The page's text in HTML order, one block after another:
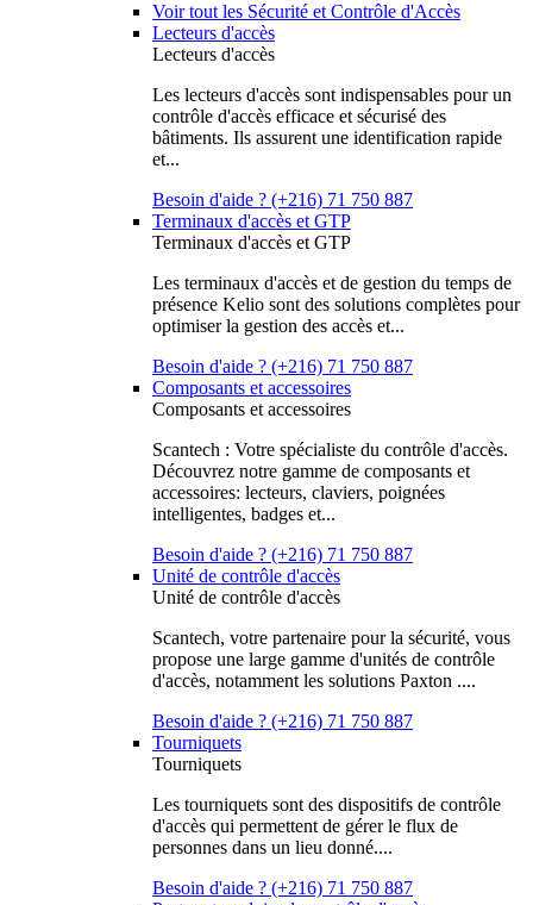
Voir tout les Sécurité et Contrôle d'Accès
Lecteurs d'accès
Lecteurs d'accès
Les lecteurs d'accès sont indispensables pour un
contrôle d'accès efficace et sécurisé des
bâtiments. Ils assurent une identification rapide
et...
Besoin d'aide ? (+216) 71 750 887
Terminaux d'accès et GTP
Terminaux d'accès et GTP
Les terminaux d'accès et de gestion du temps de
présence Kelio sont des solutions complètes pour
optimiser la gestion des accès et...
Besoin d'aide ? (+216) 71 750 887
Composants et accessoires
Composants et accessoires
Scantech : Votre spécialiste du contrôle d'accès.
Découvrez notre gamme de composants et
accessoires: lecteurs, claviers, poignées
intelligentes, badges et...
Besoin d'aide ? (+216) 71 750 887
Unité de contrôle d'accès
Unité de contrôle d'accès
Scantech, votre partenaire pour la sécurité, vous
propose une large gamme d'unités de contrôle
d'accès, notamment les solutions Paxton ....
Besoin d'aide ? (+216) 71 750 887
Tourniquets
Tourniquets
Les tourniquets sont des dispositifs de contrôle
d'accès qui permettent de gérer le flux de
personnes dans un lieu donné....
Besoin d'aide ? (+216) 71 750 887